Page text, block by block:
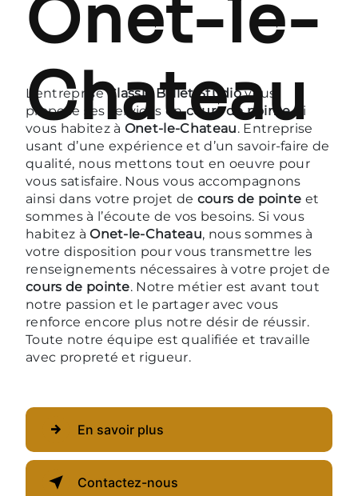
Onet-le-
Chateau
L’entrepriseClassic Ballet Studiovous
propose ses services encours de pointe, si
vous habitez à Onet-le-Chateau. Entreprise
usant d’une expérience et d’un savoir-faire de
qualité, nous mettons tout en oeuvre pour
vous satisfaire. Nous vous accompagnons
ainsi dans votre projet de cours de pointe et
sommes à l’écoute de vos besoins. Si vous
habitez àOnet-le-Chateau, nous sommes à
votre disposition pour vous transmettre les
renseignements nécessaires à votre projet de
cours de pointe. Notre métier est avant tout
notre passion et le partager avec vous
renforce encore plus notre désir de réussir.
Toute notre équipe est qualifiée et travaille
avec propreté et rigueur.
En savoir plus
Contactez-nous